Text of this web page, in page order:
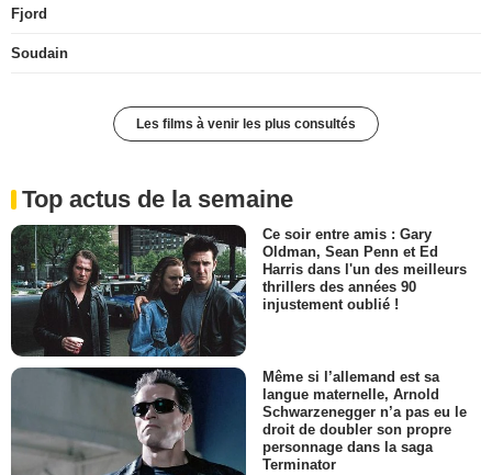
Fjord
Soudain
Les films à venir les plus consultés
Top actus de la semaine
Ce soir entre amis : Gary
Oldman, Sean Penn et Ed
Harris dans l'un des meilleurs
thrillers des années 90
injustement oublié !
Même si l’allemand est sa
langue maternelle, Arnold
Schwarzenegger n’a pas eu le
droit de doubler son propre
personnage dans la saga
Terminator